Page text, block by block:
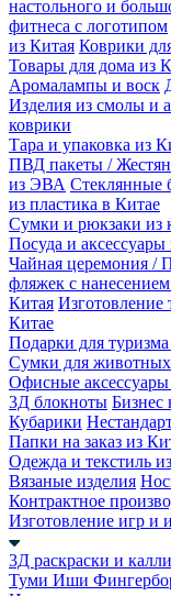
настольного и
фитнеса с логотипом
из Китая Коврики
Товары для дома из
Аромалампы и воск
Изделия из смолы и
коврики
Тара и упаковка из
ПВД пакеты /
из ЭВА Стеклянные
из пластика в Китае
Сумки и рюкзаки из
Посуда и аксессуары
Чайная церемония /
фляжек с
Китая Изготовление
Китае
Подарки для
Сумки для животных
Офисные
3Д блокноты Бизнес
Кубарики
Папки на заказ из
Одежда и текстиль
Вязаные изделия
Контрактное
Изготовление игр и
3Д раскраски и
Туми Иши